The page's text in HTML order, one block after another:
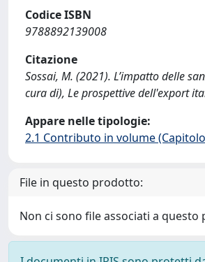
Codice ISBN
9788892139008
Citazione
Sossai, M. (2021). L’impatto delle
cura di), Le prospettive dell'export
Appare nelle tipologie:
2.1 Contributo in volume
File in questo prodotto:
Non ci sono file associati a questo